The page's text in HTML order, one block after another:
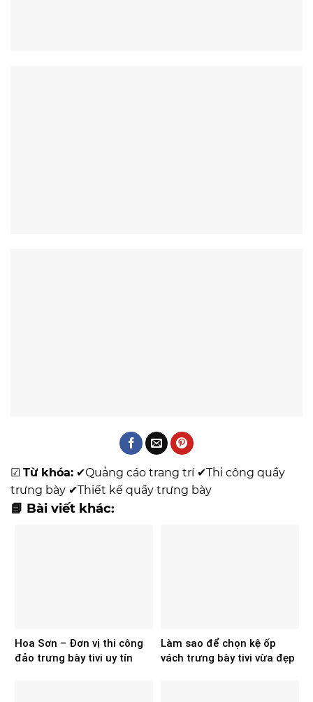
☑ Từ khóa: ✔Quảng cáo trang trí✔Thi công quầy
trưng bày ✔Thiết kế quầy trưng bày
📘 Bài viết khác:
Hoa Sơn – Đơn vị thi công
đảo trưng bày tivi uy tín
Làm sao để chọn kệ ốp
vách trưng bày tivi vừa đẹp